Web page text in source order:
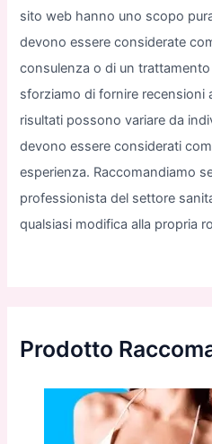
sito web hanno uno scopo
devono essere considerate
consulenza o di un
sforziamo di fornire recensioni
risultati possono variare da
devono essere considerati
esperienza. Raccomandiamo
professionista del settore
qualsiasi modifica alla propria
Prodotto